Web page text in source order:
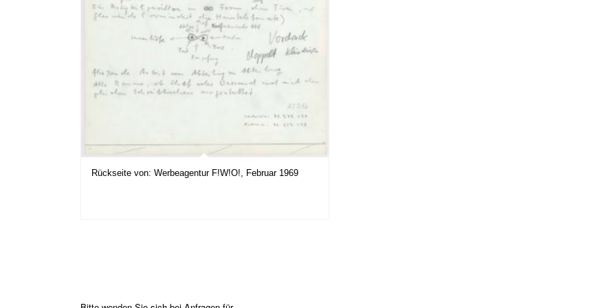
Rückseite von: Werbeagentur F!W!O!, Februar 1969